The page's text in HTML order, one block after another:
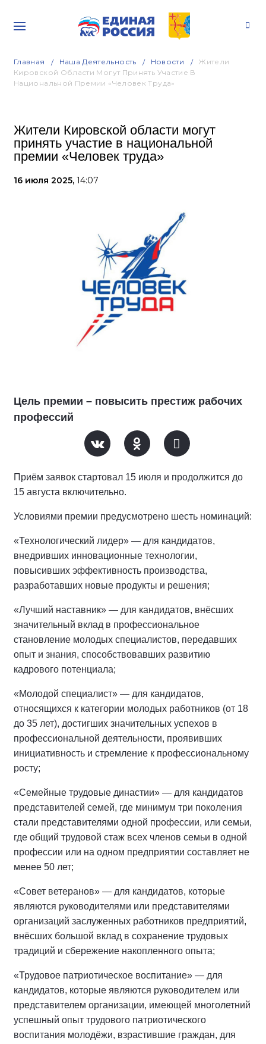
Главная Наша Деятельность Новости
Жители
Кировской Области Могут Принять Участие В
Национальной Премии «Человек Труда»
Жители Кировской области могут
принять участие в национальной
премии «Человек труда»
16 июля 2025, 14:07
Цель премии – повысить престиж рабочих
профессий
Приём заявок стартовал 15 июля и продолжится до
15 августа включительно.
Условиями премии предусмотрено шесть номинаций:
«Технологический лидер» — для кандидатов,
внедривших инновационные технологии,
повысивших эффективность производства,
разработавших новые продукты и решения;
«Лучший наставник» — для кандидатов, внёсших
значительный вклад в профессиональное
становление молодых специалистов, передавших
опыт и знания, способствовавших развитию
кадрового потенциала;
«Молодой специалист» — для кандидатов,
относящихся к категории молодых работников (от 18
до 35 лет), достигших значительных успехов в
профессиональной деятельности, проявивших
инициативность и стремление к профессиональному
росту;
«Семейные трудовые династии» — для кандидатов
представителей семей, где минимум три поколения
стали представителями одной профессии, или семьи,
где общий трудовой стаж всех членов семьи в одной
профессии или на одном предприятии составляет не
менее 50 лет;
«Совет ветеранов» — для кандидатов, которые
являются руководителями или представителями
организаций заслуженных работников предприятий,
внёсших большой вклад в сохранение трудовых
традиций и сбережение накопленного опыта;
«Трудовое патриотическое воспитание» — для
кандидатов, которые являются руководителем или
представителем организации, имеющей многолетний
успешный опыт трудового патриотического
воспитания молодёжи, взрастившие граждан, для